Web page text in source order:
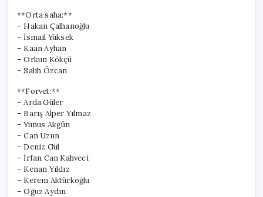
**Orta saha:**
– Hakan Çalhanoğlu
– İsmail Yüksek
– Kaan Ayhan
– Orkun Kökçü
– Salih Özcan
**Forvet:**
– Arda Güler
– Barış Alper Yılmaz
– Yunus Akgün
– Can Uzun
– Deniz Gül
– İrfan Can Kahveci
– Kenan Yıldız
– Kerem Aktürkoğlu
– Oğuz Aydın